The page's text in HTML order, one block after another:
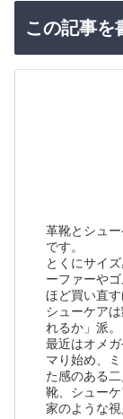
この記事を
革靴とシュ
です。
とくにサイ
ーファーや
ほど買い直す
シューケア
れるか」派。
最近はオメ
マり始め、
た感のある二
靴、シュー
家のような